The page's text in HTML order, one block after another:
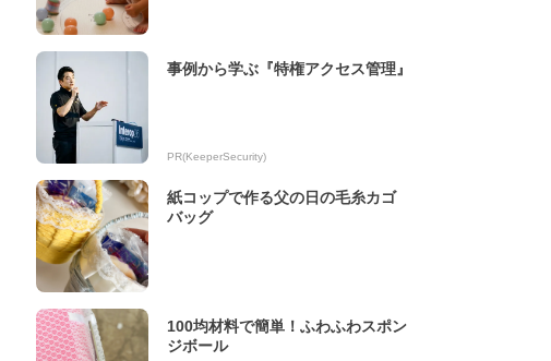
事例から学ぶ『特権アクセス管理』
PR(KeeperSecurity)
紙コップで作る父の日の毛糸カゴ
バッグ
100均材料で簡単！ふわふわスポン
ジボール